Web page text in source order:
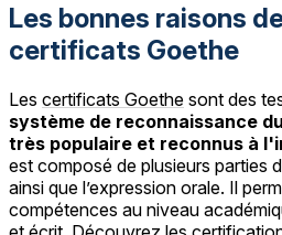
Les bonnes raisons
certificats Goethe
Les certificats Goethe sont des
système de reconnaissance
très populaire et reconnus à
est composé de plusieurs parties
ainsi que l’expression orale. Il
compétences au niveau